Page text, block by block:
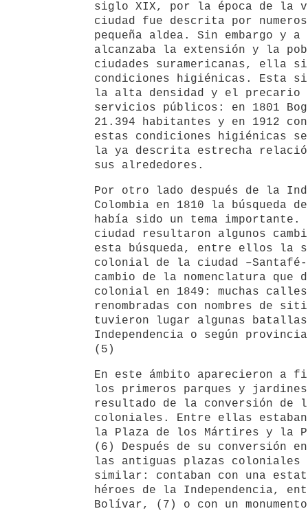
siglo XIX, por la época de la
ciudad fue descrita por
pequeña aldea. Sin embargo y a
alcanzaba la extensión y la
ciudades suramericanas, ella
condiciones higiénicas. Esta
la alta densidad y el precario
servicios públicos: en 1801
21.394 habitantes y en 1912
estas condiciones higiénicas
la ya descrita estrecha
sus alrededores.
Por otro lado después de la
Colombia en 1810 la búsqueda
había sido un tema
ciudad resultaron algunos
esta búsqueda, entre ellos la
colonial de la ciudad
cambio de la nomenclatura que
colonial en 1849: muchas
renombradas con nombres de
tuvieron lugar algunas
Independencia o según
(5)
En este ámbito aparecieron a
los primeros parques y
resultado de la conversión de
coloniales. Entre ellas
la Plaza de los Mártires y la
(6) Después de su conversión
las antiguas plazas coloniales
similar: contaban con una
héroes de la Independencia,
Bolívar, (7) o con un